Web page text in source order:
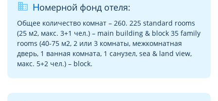
business Номерной фонд отеля:
Общее количество комнат – 260. 225 standard rooms
(25 м2, макс. 3+1 чел.) – main building & block 35 family
rooms (40-75 м2, 2 или 3 комнаты, межкомнатная
дверь, 1 ванная комната, 1 санузел, sea & land view,
макс. 5+2 чел.) – block.